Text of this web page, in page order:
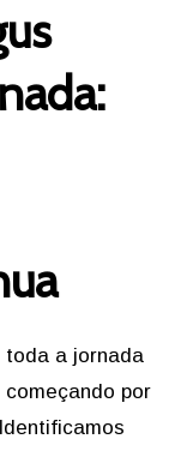
toda a jornada
por